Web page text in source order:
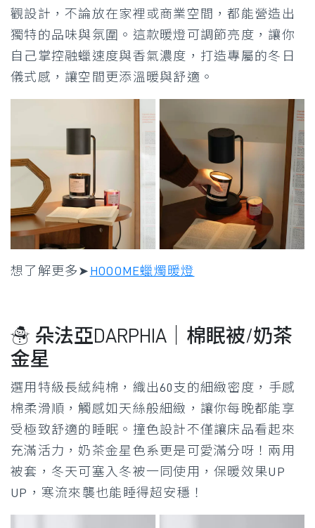
觀設計，不論放在家裡或商業空間，都能營造出
獨特的品味與氛圍。這款暖燈可調節亮度，讓你
自己掌控融蠟速度與香氣濃度，打造專屬的冬日
儀式感，讓空間更添溫暖與舒適。
想了解更多➤ HOOOME蠟燭暖燈
☃ 朵法亞DARPHIA｜棉眠被/奶茶
金星
選用特級長絨純棉，織出60支的細緻密度，手感
棉柔滑順，觸感如天絲般細緻，讓你每晚都能享
受極致舒適的睡眠。撞色設計不僅讓床品看起來
充滿活力，奶茶金星色系更是可愛滿分呀！兩用
被套，冬天可塞入冬被一同使用，保暖效果UP
UP，寒流來襲也能睡得超安穩！